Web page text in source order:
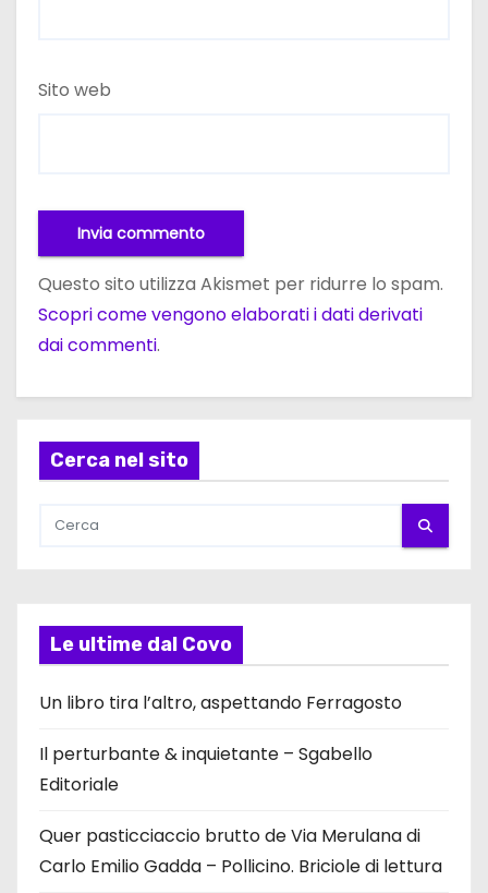
Sito web
Questo sito utilizza Akismet per ridurre lo spam.
Scopri come vengono elaborati i dati derivati
dai commenti.
Cerca nel sito
Le ultime dal Covo
Un libro tira l’altro, aspettando Ferragosto
Il perturbante & inquietante – Sgabello
Editoriale
Quer pasticciaccio brutto de Via Merulana di
Carlo Emilio Gadda – Pollicino. Briciole di lettura